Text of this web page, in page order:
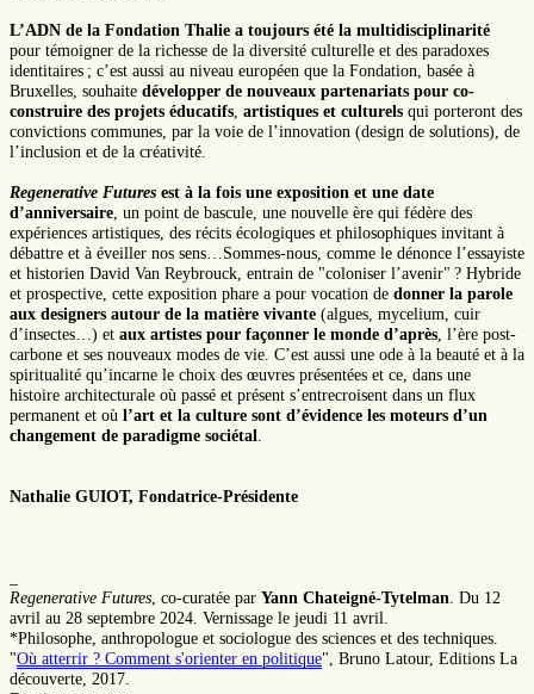
L’ADN de la Fondation Thalie a toujours été la multidisciplinarité
pour témoigner de la richesse de la diversité culturelle et des paradoxes
identitaires ; c’est aussi au niveau européen que la Fondation, basée à
Bruxelles, souhaite développer de nouveaux partenariats pour co-
construire des projets éducatifs artistiques et culturels qui porteront des
convictions communes, par la voie de l’innovation (design de solutions), de
l’inclusion et de la créativité.
Regenerative Futures est à la fois une exposition et une date
d’anniversaire , un point de bascule, une nouvelle ère qui fédère des
expériences artistiques, des récits écologiques et philosophiques invitant à
débattre et à éveiller nos sens…Sommes-nous, comme le dénonce l’essayiste
et historien David Van Reybrouck, entrain de "coloniser l’avenir" ? Hybride
et prospective, cette exposition phare a pour vocation de donner la parole
aux designers autour de la matière vivante (algues, mycelium, cuir
d’insectes…) et aux artistes pour façonner le monde d’après , l’ère post-
carbone et ses nouveaux modes de vie. C’est aussi une ode à la beauté et à la
spiritualité qu’incarne le choix des œuvres présentées et ce, dans une
histoire architecturale où passé et présent s’entrecroisent dans un flux
permanent et où l’art et la culture sont d’évidence les moteurs d’un
changement de paradigme sociétal
Nathalie GUIOT, Fondatrice-Présidente
Regenerative Futures , co-curatée par Yann Chateigné-Tytelman . Du 12
avril au 28 septembre 2024. Vernissage le jeudi 11 avril.
*Philosophe, anthropologue et sociologue des sciences et des techniques.
"Où atterrir ? Comment s'orienter en politique", Bruno Latour, Editions La
découverte, 2017.